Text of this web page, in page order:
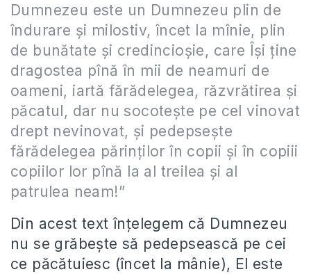
Dumnezeu este un Dumnezeu plin de
îndurare şi milostiv, încet la mînie, plin
de bunătate şi credincioşie, care Îşi ţine
dragostea pînă în mii de neamuri de
oameni, iartă fărădelegea, răzvrătirea şi
păcatul, dar nu socoteşte pe cel vinovat
drept nevinovat, şi pedepseşte
fărădelegea părinţilor în copii şi în copiii
copiilor lor pînă la al treilea şi al
patrulea neam!”
Din acest text înțelegem că Dumnezeu
nu se grăbește să pedepsească pe cei
ce păcătuiesc (încet la mânie), El este